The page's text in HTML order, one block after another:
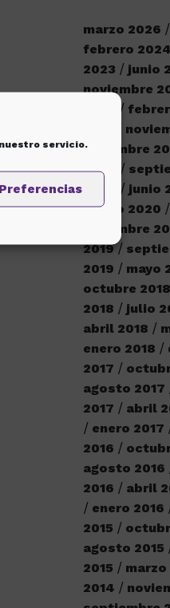
servicio.
Preferencias
marzo 2026
febrero 2024
2023
junio
noviembre
diciembre
2020
junio
marzo 2020
diciembre
2019
2019
mayo
octubre 2018
2018
julio
abril 2018
enero 2018
2017
agosto 2017
2017
abril
enero 2017
2016
agosto 2016
2016
abril
enero 2016
2015
agosto 2015
2015
marzo
2014